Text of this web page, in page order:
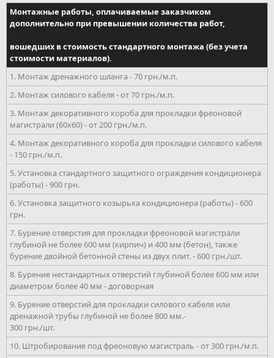
Монтажные работы, оплачиваемые заказчиком
дополнительно при превышении количества работ,
вошедших в стоимость стандартного монтажа (без учета
стоимости материалов).
1. Монтаж дренажного шланга - 70 грн./м.п.
2. Монтаж силового кабеля - от 70 грн./м.п.
3. Монтаж декоративного короба для прокладки фреоновой
магистрали (60х60) - от 200 грн./м.п.
4. Монтаж декоративного короба для прокладки силового кабеля
- 150 грн./м.п.
5. Установка стандартного защитного ограждения кондиционера
(работы) - 900 грн.
6. Установка защитного козырька кондиционера (работы) - 600
грн.
7. Бурение отверстия для прокладки фреоновой магистрали
глубиной не более 600 мм (кирпич) и 400 мм (бетон), также
бурение двойной бетонной стены из двух плит. - 600 грн./шт.
8. Бурение нестандартных отверстий глубиной более 600 мм или
диаметром более 40 мм - договорная
9. Бурение отверстий для прокладки силового кабеля или
дренажной трубы глубиной не более 800 мм.-
300 грн./шт.
10. Штробирование под фреоновую магистраль - от 300 грн./м.п.